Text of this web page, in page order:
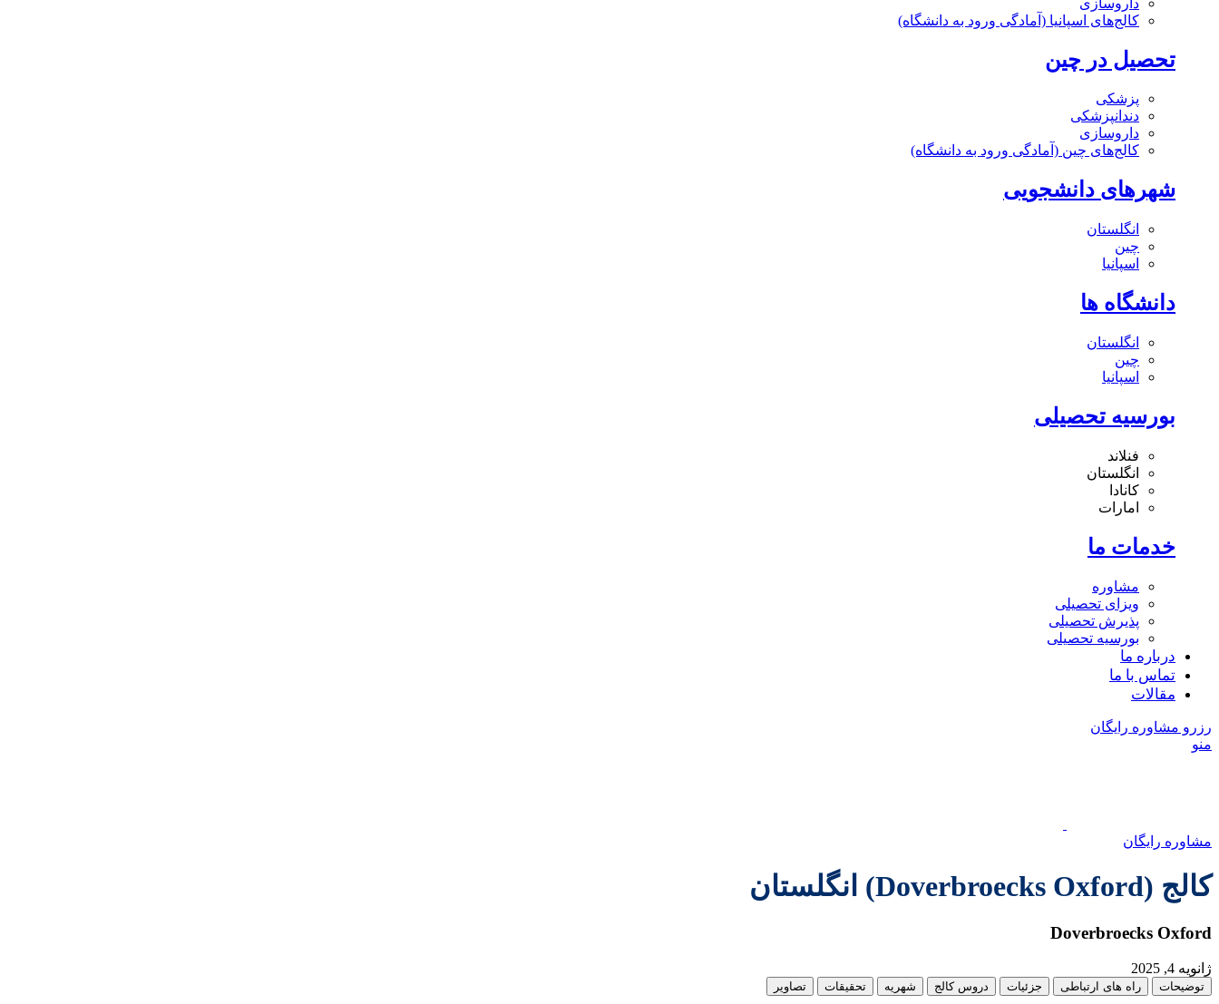
کالج‌های اسپانیا (آمادگی ورود به دانشگاه)
تحصیل در چین
پزشکی
دندانپزشکی
داروسازی
کالج‌های چین (آمادگی ورود به دانشگاه)
شهرهای دانشجویی
انگلستان
چین
اسپانیا
دانشگاه ها
انگلستان
چین
اسپانیا
بورسیه تحصیلی
فنلاند
انگلستان
کانادا
امارات
خدمات ما
مشاوره
ویزای تحصیلی
پذیرش تحصیلی
بورسیه تحصیلی
درباره ما
تماس با ما
مقالات
رزرو مشاوره رایگان
منو
مشاوره رایگان
کالج (Doverbroecks Oxford) انگلستان
Doverbroecks Oxford
ژانویه 4, 2025
توضیحات راه های ارتباطی جزئیات دروس کالج شهریه تحقیقات تصاویر